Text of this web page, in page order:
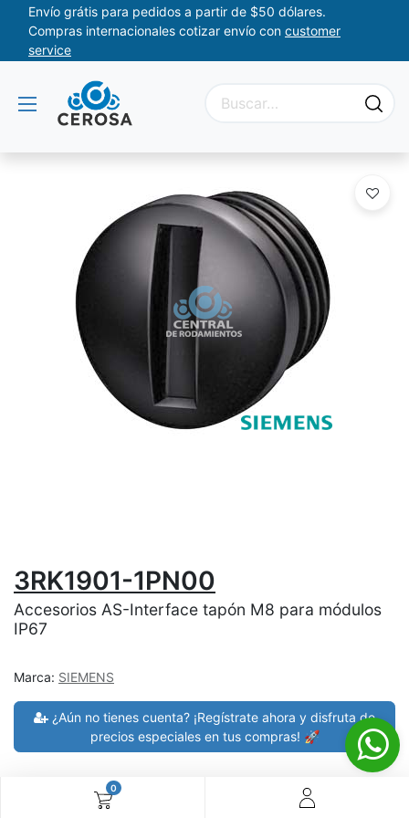
0
Envío grátis para pedidos a partir de $50 dólares.
Compras internacionales cotizar envío con customer
service
3RK1901-1PN00
Accesorios AS-Interface tapón M8 para módulos
IP67
Marca: SIEMENS
¿Aún no tienes cuenta? ¡Regístrate ahora y disfruta de
precios especiales en tus compras! 🚀
30 días de devolución